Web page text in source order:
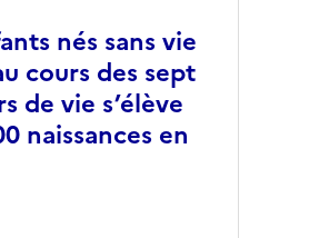
nés sans vie
cours des sept
de vie s’élève
naissances en